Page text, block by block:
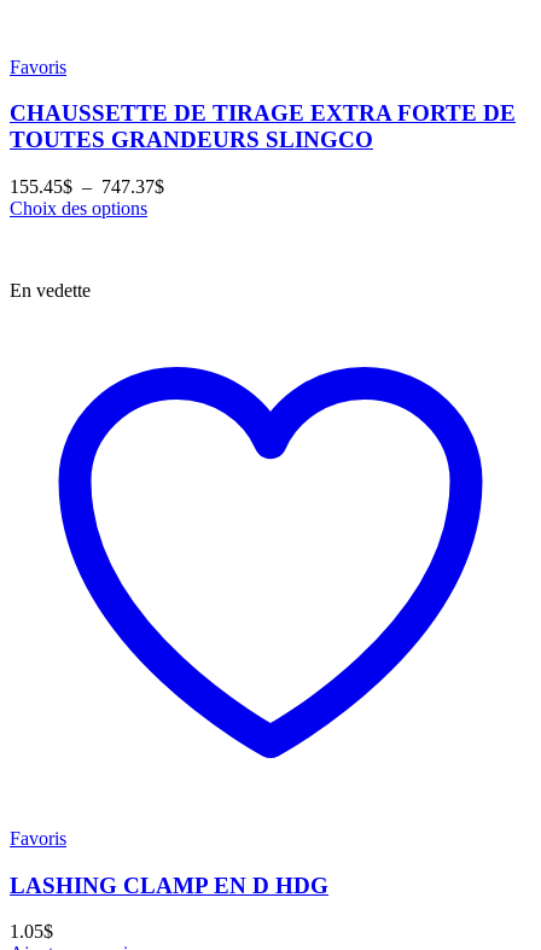
Favoris
CHAUSSETTE DE TIRAGE EXTRA FORTE DE
TOUTES GRANDEURS SLINGCO
155.45$ – 747.37$Plage
Choix des options
En vedette
Favoris
LASHING CLAMP EN D HDG
1.05$